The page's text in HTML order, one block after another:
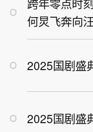
跨年零点时
何炅飞奔向
2025国剧盛
2025国剧盛